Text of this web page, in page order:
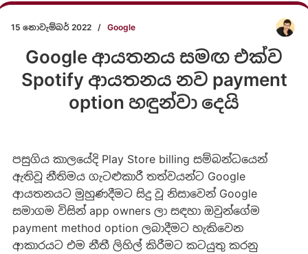
15 නොවැම්බර් 2022 / Google
Google ආයතනය සමඟ එක්ව
Spotify ආයතනය නව payment
option හඳුන්වා දෙයි
පසුගිය කාලයේදි Play Store billing සම්බන්ධයෙන්
ඇතිවූ නීතිමය ගැටළුකාරී තත්වයන්ට Google
ආයතනයට මුහුණදීමට සිදු වූ නිසාවෙන් Google
සමාගම විසින් app owners ලා සඳහා ඔවුන්ගේම
payment method option ලබාදීමට හැකිවෙන
ආකාරයට එම නීතී ලිහිල් කිරීමට කටයුතු කරනු